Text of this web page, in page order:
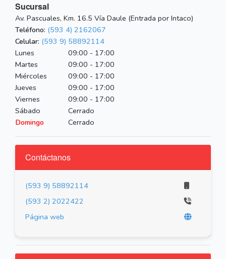
Sucursal
Av. Pascuales, Km. 16.5 Vía Daule (Entrada por Intaco)
Teléfono: (593 4) 2162067
Celular: (593 9) 58892114
Lunes
09:00 - 17:00
Martes
09:00 - 17:00
Miércoles
09:00 - 17:00
Jueves
09:00 - 17:00
Viernes
09:00 - 17:00
Sábado
Cerrado
Domingo
Cerrado
Contáctanos
(593 9) 58892114
(593 2) 2022422
Página web